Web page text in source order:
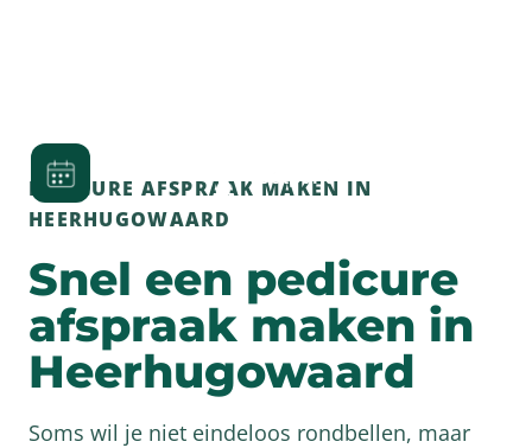
PEDICURE AFSPRAAK MAKEN IN
HEERHUGOWAARD
Snel een pedicure
afspraak maken in
Heerhugowaard
Soms wil je niet eindeloos rondbellen, maar